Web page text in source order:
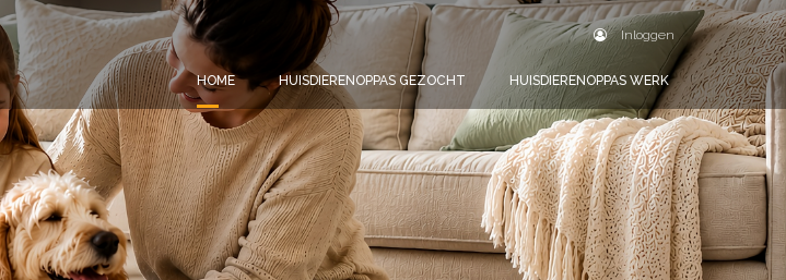
Inloggen
HOME HUISDIERENOPPAS GEZOCHT HUISDIERENOPPAS WERK